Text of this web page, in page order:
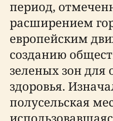
период,
расширением
европейским
созданию
зеленых зон для
здоровья.
полусельская